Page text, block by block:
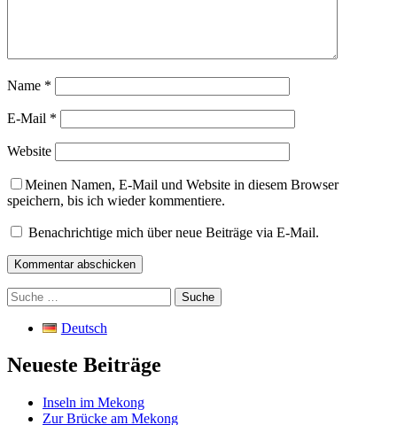
Name *
E-Mail *
Website
Meinen Namen, E-Mail und Website in diesem Browser
speichern, bis ich wieder kommentiere.
Benachrichtige mich über neue Beiträge via E-Mail.
Suche
nach:
Deutsch
Neueste Beiträge
Inseln im Mekong
Zur Brücke am Mekong